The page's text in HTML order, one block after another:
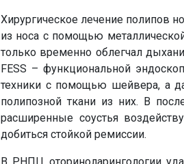
Хирургическое лечение полипов
из носа с помощью
только временно облегчал
FESS – функциональной
техники с помощью шейвера, а
полипозной ткани из них. В
расширенные соустья
добиться стойкой ремиссии.